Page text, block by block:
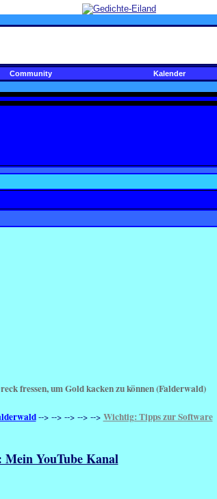
Community Kalender
fressen, um Gold kacken zu können (Falderwald)
--> --> --> --> --> Wichtig: Tipps zur Software
Mein YouTube Kanal